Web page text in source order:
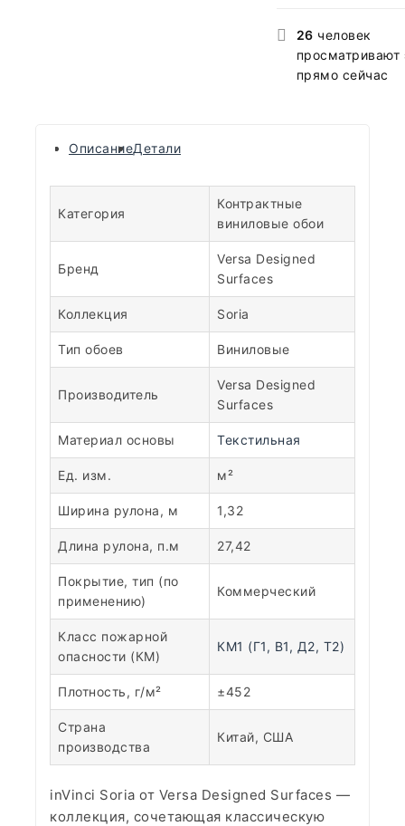
26 человек
просматривают
прямо сейчас
ОписаниеДетали
Категория
Контрактные
виниловые обои
Бренд
Versa Designed
Surfaces
Коллекция Soria
Тип обоев Виниловые
Производитель
Versa Designed
Surfaces
Материал основы Текстильная
Ед. изм. м²
Ширина рулона, м 1,32
Длина рулона, п.м 27,42
Покрытие, тип (по
применению)
Коммерческий
Класс пожарной
опасности (КМ)
КМ1 (Г1, В1, Д2, Т2)
Плотность, г/м² ±452
Страна
производства
Китай, США
inVinci Soria от Versa Designed Surfaces —
коллекция, сочетающая классическую